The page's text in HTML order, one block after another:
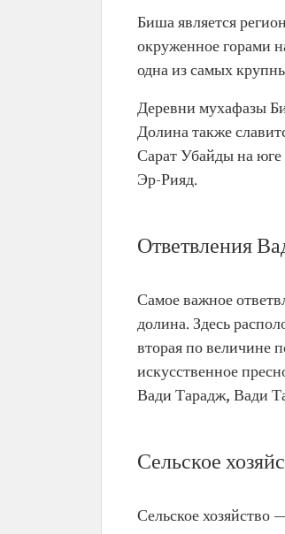
Биша является
окруженное горами
одна из самых
Деревни мухафазы
Долина также
Сарат Убайды на юге
Эр-Рияд.
Ответвления
Самое важное
долина. Здесь
вторая по величине
искусственное
Вади Тарадж, Вади
Сельское
Сельское хозяйство